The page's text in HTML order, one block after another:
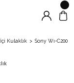
Kulaklık Sony Wı-C200